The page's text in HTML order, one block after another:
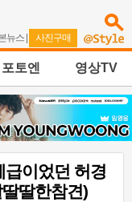
뉴스 | 사진구매
포토엔 영상TV
급이었던 허경
딸한참견)